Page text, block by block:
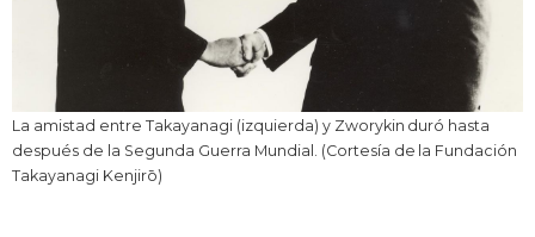
La amistad entre Takayanagi (izquierda) y Zworykin duró hasta
después de la Segunda Guerra Mundial. (Cortesía de la Fundación
Takayanagi Kenjirō)